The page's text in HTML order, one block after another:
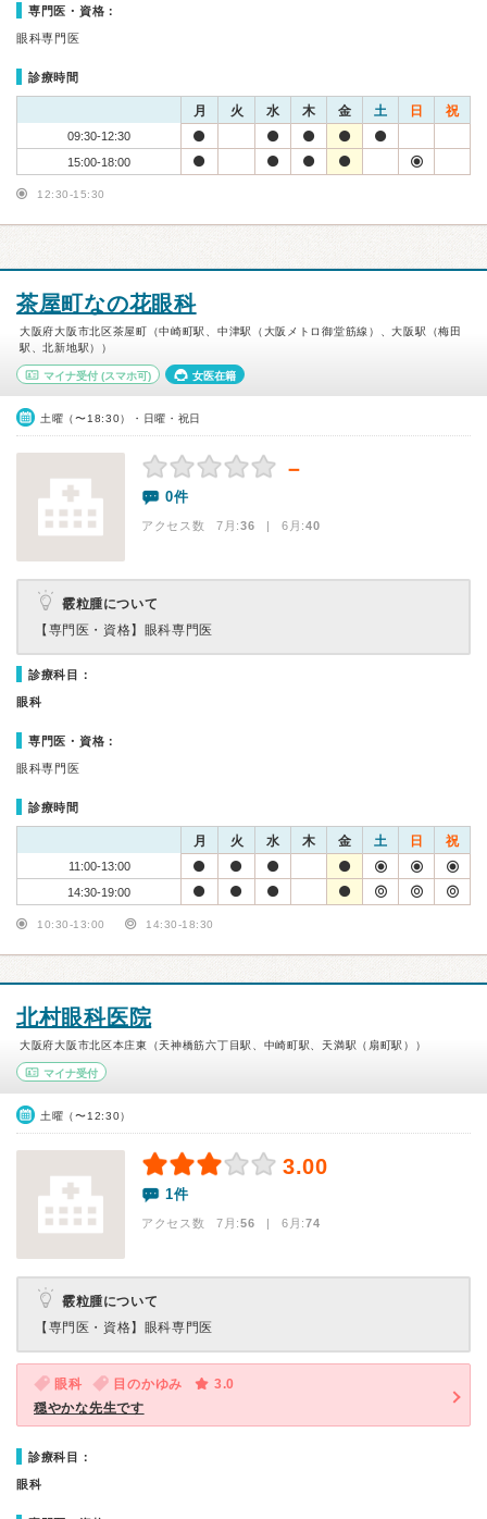
専門医・資格：
眼科専門医
診療時間
月 火 水 木 金 土 日 祝
09:30-12:30
15:00-18:00
12:30-15:30
茶屋町なの花眼科
大阪府大阪市北区茶屋町（中崎町駅、中津駅（大阪メトロ御堂筋線）、大阪駅（梅田
駅、北新地駅））
マイナ受付 (スマホ可) 女医在籍
土曜（〜18:30）・日曜・祝日
－
0件
アクセス数 7月:36 | 6月:40
霰粒腫について
【専門医・資格】 眼科専門医
診療科目：
眼科
専門医・資格：
眼科専門医
診療時間
月 火 水 木 金 土 日 祝
11:00-13:00
14:30-19:00
10:30-13:00 14:30-18:30
北村眼科医院
大阪府大阪市北区本庄東（天神橋筋六丁目駅、中崎町駅、天満駅（扇町駅））
マイナ受付
土曜（〜12:30）
3.00
1件
アクセス数 7月:56 | 6月:74
霰粒腫について
【専門医・資格】 眼科専門医
眼科 目のかゆみ
3.0
穏やかな先生です
診療科目：
眼科